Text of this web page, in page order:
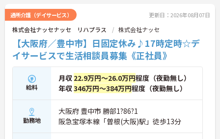
通所介護（デイサービス） 更新日：2026年08月07日
株式会社ナッセナッセ リハプラス 株式会社ナッセ
【大阪府／豊中市】日固定休み♪17時定時☆デ
イサービスで生活相談員募集《正社員》
給料
月収 22.9万円～26.0万円程度（夜勤無し）
年収346万円～384万円程度（夜勤無し）
勤務地
大阪府 豊中市 勝部1?86?1
阪急宝塚本線「曽根(大阪)駅」徒歩13分